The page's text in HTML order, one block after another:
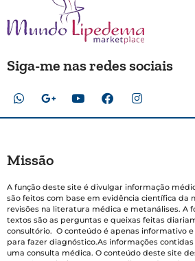
Siga-me nas redes sociais
Missão
A função deste site é divulgar informação
são feitos com base em evidência científica da
revisões na literatura médica e metanálises. A
textos são as perguntas e queixas feitas
consultório. O conteúdo é apenas informativo
para fazer diagnóstico.As informações
uma consulta médica. O conteúdo deste site